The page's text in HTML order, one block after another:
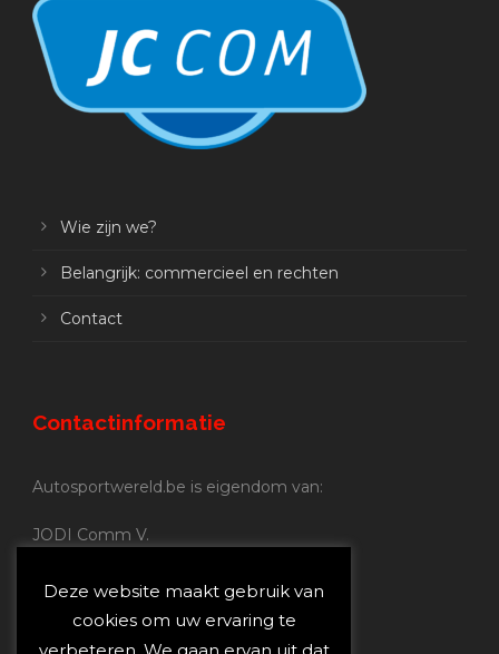
Wie zijn we?
Belangrijk: commercieel en rechten
Contact
Contactinformatie
Autosportwereld.be is eigendom van:
JODI Comm V.
Nijverheidsstraat 70
2160 Wommelgem
Deze website maakt gebruik van
cookies om uw ervaring te